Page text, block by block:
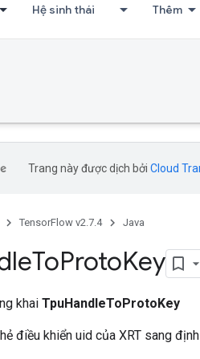
Hệ sinh thái Thêm
Trang này được dịch bởi Cloud
TensorFlow v2.7.4 Java
ToProtoKey
khai TpuHandleToProtoKey
điều khiển uid của XRT sang